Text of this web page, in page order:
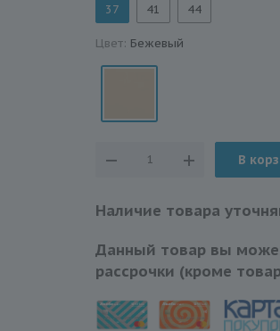
37
41 44
Цвет: Бежевый
В
Наличие товара
Данный товар вы
рассрочки (кроме